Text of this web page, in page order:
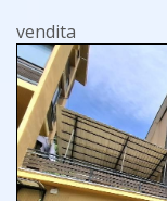
vendita